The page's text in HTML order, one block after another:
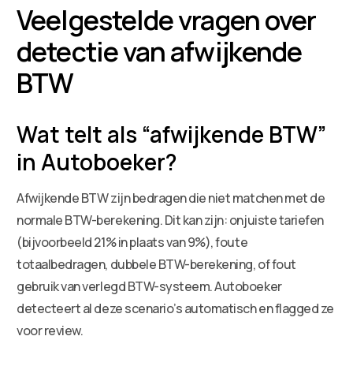
Veelgestelde vragen over
detectie van afwijkende
BTW
Wat telt als “afwijkende BTW”
in Autoboeker?
Afwijkende BTW zijn bedragen die niet matchen met de
normale BTW-berekening. Dit kan zijn: onjuiste tariefen
(bijvoorbeeld 21% in plaats van 9%), foute
totaalbedragen, dubbele BTW-berekening, of fout
gebruik van verlegd BTW-systeem. Autoboeker
detecteert al deze scenario’s automatisch en flagged ze
voor review.